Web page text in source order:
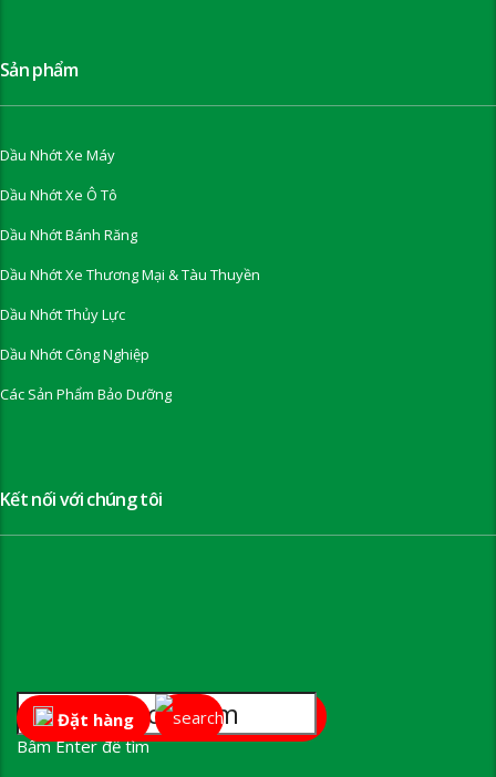
Đặt hàng
Bấm Enter để tìm
Sản phẩm
Dầu Nhớt Xe Máy
Dầu Nhớt Xe Ô Tô
Dầu Nhớt Bánh Răng
Dầu Nhớt Xe Thương Mại & Tàu Thuyền
Dầu Nhớt Thủy Lực
Dầu Nhớt Công Nghiệp
Các Sản Phẩm Bảo Dưỡng
Kết nối với chúng tôi